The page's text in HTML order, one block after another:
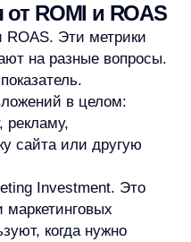
его легко
не все затраты.
можно взять
и забыть про
или внутренние
будут занижены,
выручку
сколько денег